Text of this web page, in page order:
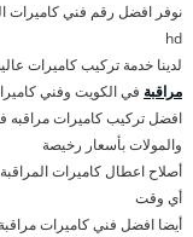
hd
لدينا خدمة تركيب كاميرات
مراقبة في الكويت وفني
افضل تركيب كاميرات مراقبه
والمولات بأسعار رخيصة
أصلاح اعطال كاميرات
أي وقت
أيضا افضل فني كاميرات